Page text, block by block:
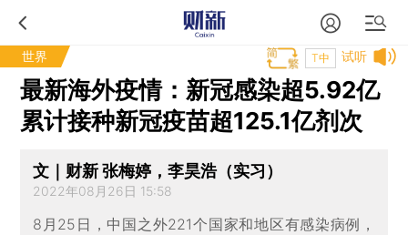
世界 试听
T中
最新海外疫情：新冠感染超5.92亿
累计接种新冠疫苗超125.1亿剂次
文｜财新 张梅婷，李昊浩（实习）
2022年08月26日 15:58
8月25日，中国之外221个国家和地区有感染病例，